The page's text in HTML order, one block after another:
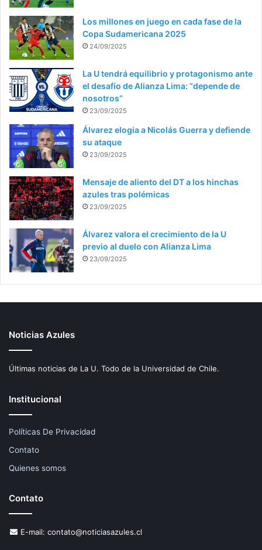
Los millones en juego en cada fase de la
Copa Sudamericana 2025
24/09/2025
La U tendrá equilibrio y protagonismo ante
el desafío de Alianza Lima: “depende de
nosotros”
23/09/2025
Álvarez elogia a Nicolás Guerra y defiende
su ataque
23/09/2025
Mensaje de aliento del DT a los hinchas
azules tras polémicas
23/09/2025
Álvarez valora el crecimiento de la U
previo al duelo con Alianza Lima
23/09/2025
Noticias Azules
Últimas noticias de La U. Todo de la Universidad de Chile.
Institucional
Políticas De Privacidad
Contato
Quienes somos
Contato
E-mail: contato@noticiasazules.cl